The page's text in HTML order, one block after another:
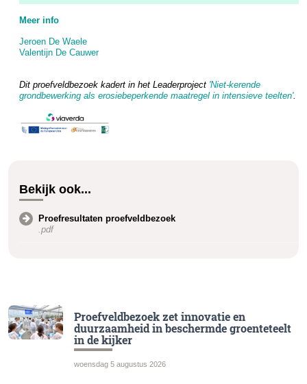
Meer info
Jeroen De Waele
Valentijn De Cauwer
Dit proefveldbezoek kadert in het Leaderproject 'Niet-kerende
grondbewerking als erosiebeperkende maatregel in intensieve teelten'.
Bekijk ook...
Proefresultaten proefveldbezoek
.pdf
Proefveldbezoek zet innovatie en
duurzaamheid in beschermde groenteteelt
in de kijker
woensdag 5 augustus 2026